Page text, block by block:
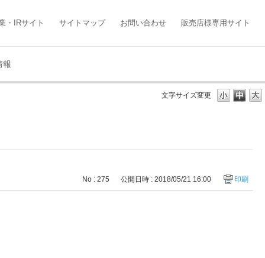
・IRサイト サイトマップ お問い合わせ 販売店様専用サイト
報
文字サイズ変更
No : 275 公開日時 : 2018/05/21 16:00 印刷